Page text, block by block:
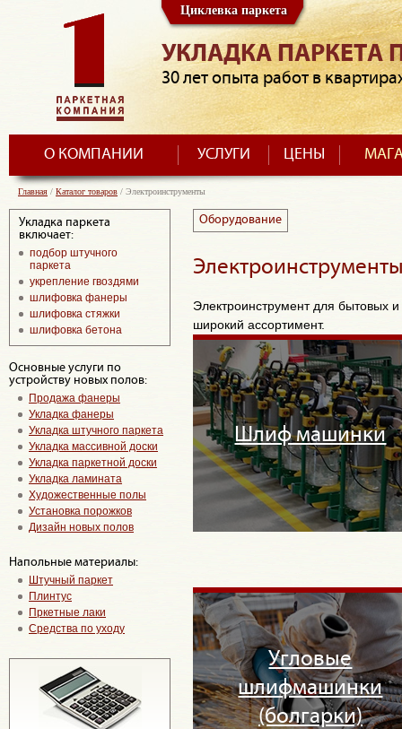
Циклевка паркета
УКЛАДКА ПАРКЕТА
30 лет опыта работ в
О КОМПАНИИ УСЛУГИ ЦЕНЫ
Главная / Каталог товаров / Электроинструменты
Укладка паркета
включает:
подбор штучного
паркета
укрепление гвоздями
шлифовка фанеры
шлифовка стяжки
шлифовка бетона
Основные услуги по
устройству новых полов:
Продажа фанеры
Укладка фанеры
Укладка штучного паркета
Укладка массивной доски
Укладка паркетной доски
Укладка ламината
Художественные полы
Установка порожков
Дизайн новых полов
Напольные материалы:
Штучный паркет
Плинтус
Пркетные лаки
Средства по уходу
Оборудование
Электроинструмент для бытовых
широкий ассортимент.
Шлиф машинки
Угловые
шлифмашинки
(болгарки)